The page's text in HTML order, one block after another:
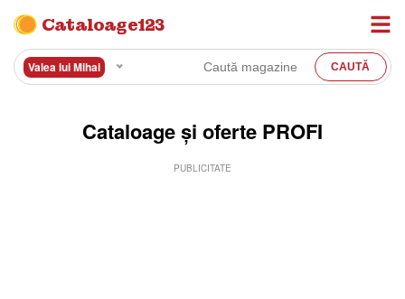
Cataloage123
Valea lui Mihai
Cataloage și oferte PROFI
PUBLICITATE